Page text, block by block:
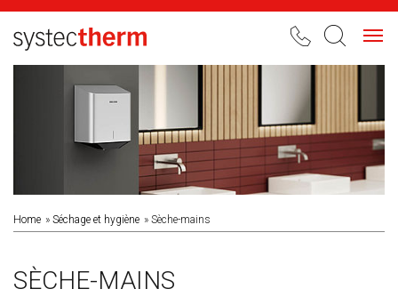
Home Séchage et hygiène Sèche-mains
SÈCHE-MAINS